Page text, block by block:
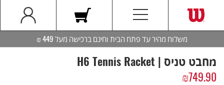
משלוח מהיר עד פתח הבית וחינם ברכישה מעל 449 ₪
מחבט טניס | H6 Tennis Racket
₪749.90